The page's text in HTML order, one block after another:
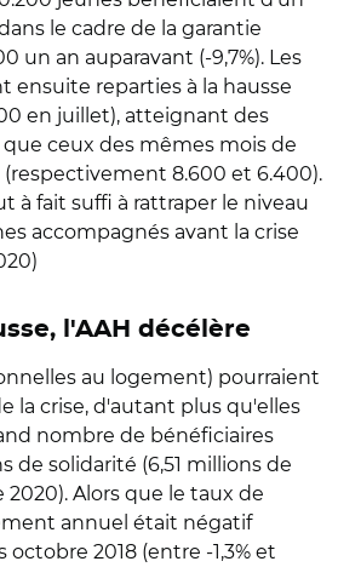
le cadre de la garantie
un an auparavant (-9,7%). Les
ensuite reparties à la hausse
en juillet), atteignant des
ceux des mêmes mois de
8.600 et 6.400).
à fait suffi à rattraper le niveau
accompagnés avant la crise
l'AAH décélère
au logement) pourraient
la crise, d'autant plus qu'elles
nombre de bénéficiaires
de solidarité (6,51 millions de
Alors que le taux de
annuel était négatif
2018 (entre -1,3% et